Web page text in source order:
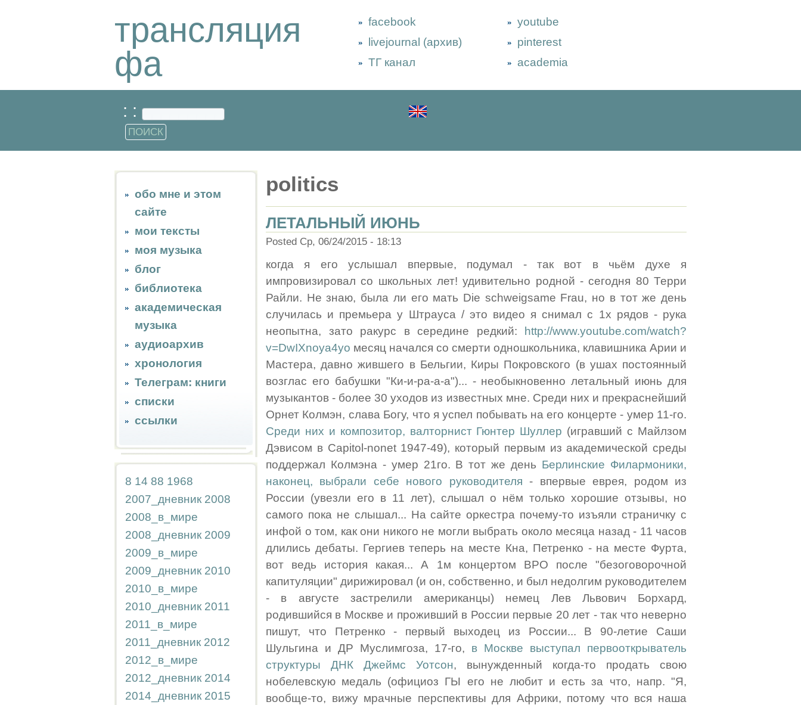
трансляция
фа
facebook
livejournal (архив)
ТГ канал
youtube
pinterest
academia
: :
обо мне и этом
сайте
мои тексты
моя музыка
блог
библиотека
академическая
музыка
аудиоархив
хронология
Телеграм: книги
списки
ссылки
8 14 88 1968
2007_дневник 2008
2008_в_мире
2008_дневник 2009
2009_в_мире
2009_дневник 2010
2010_в_мире
2010_дневник 2011
2011_в_мире
2011_дневник 2012
2012_в_мире
2012_дневник 2014
2014_дневник 2015
politics
ЛЕТАЛЬНЫЙ ИЮНЬ
Posted Ср, 06/24/2015 - 18:13
когда я его услышал впервые, подумал - так вот в чьём духе я
импровизировал со школьных лет! удивительно родной - сегодня 80 Терри
Райли. Не знаю, была ли его мать Die schweigsame Frau, но в тот же день
случилась и премьера у Штрауса / это видео я снимал с 1х рядов - рука
неопытна, зато ракурс в середине редкий:
http://www.youtube.com/watch?
v=DwIXnoya4yo месяц начался со смерти одношкольника, клавишника Арии и
Мастера, давно жившего в Бельгии, Киры Покровского (в ушах постоянный
возглас его бабушки "Ки-и-ра-а-а")... - необыкновенно летальный июнь для
музыкантов - более 30 уходов из известных мне. Среди них и прекраснейший
Орнет Колмэн, слава Богу, что я успел побывать на его концерте - умер 11-го.
Среди них и композитор, валторнист Гюнтер Шуллер (игравший с Майлзом
Дэвисом в Capitol-nonet 1947-49), который первым из академической среды
поддержал Колмэна - умер 21го. В тот же день Берлинские Филармоники,
наконец, выбрали себе нового руководителя - впервые еврея, родом из
России (увезли его в 11 лет), слышал о нём только хорошие отзывы, но
самого пока не слышал... На сайте оркестра почему-то изъяли страничку с
инфой о том, как они никого не могли выбрать около месяца назад - 11 часов
длились дебаты. Гергиев теперь на месте Кна, Петренко - на месте Фурта,
вот ведь история какая... А 1м концертом BPO после "безоговорочной
капитуляции" дирижировал (и он, собственно, и был недолгим руководителем
- в августе застрелили американцы) немец Лев Львович Борхард,
родившийся в Москве и проживший в России первые 20 лет - так что неверно
пишут, что Петренко - первый выходец из России... В 90-летие Саши
Шульгина и ДР Муслимгоза, 17-го, в Москве выступал первооткрыватель
структуры ДНК Джеймс Уотсон, вынужденный когда-то продать свою
нобелевскую медаль (официоз ГЫ его не любит и есть за что, напр. "Я,
вообще-то, вижу мрачные перспективы для Африки, потому что вся наша